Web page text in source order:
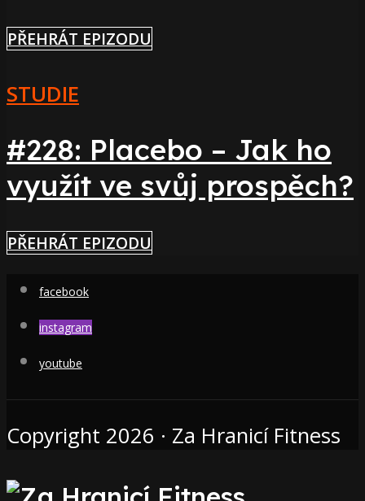
PŘEHRÁT EPIZODU
STUDIE
#228: Placebo – Jak ho
využít ve svůj prospěch?
PŘEHRÁT EPIZODU
facebook
instagram
youtube
Copyright 2026 · Za Hranicí Fitness